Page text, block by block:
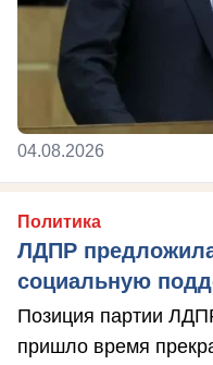
04.08.2026
Политика
ЛДПР
социальную
Позиция партии
пришло время